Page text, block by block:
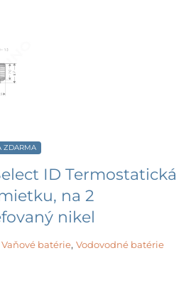
ZDARMA
ID Termostatická
na 2
nikel
Vaňové batérie, Vodovodné batérie